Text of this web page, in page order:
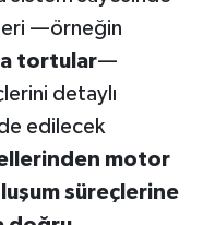
—örneğin
tortular—
detaylı
edilecek
motor
süreçlerine